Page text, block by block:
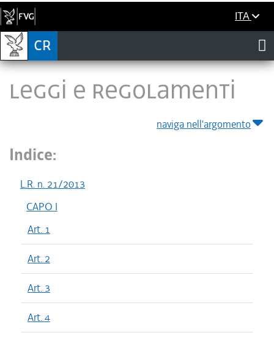
ITA
LEGGI E REGOLAMENTI
naviga nell'argomento
Indice:
L.R. n. 21/2013
CAPO I
Art. 1
Art. 2
Art. 3
Art. 4